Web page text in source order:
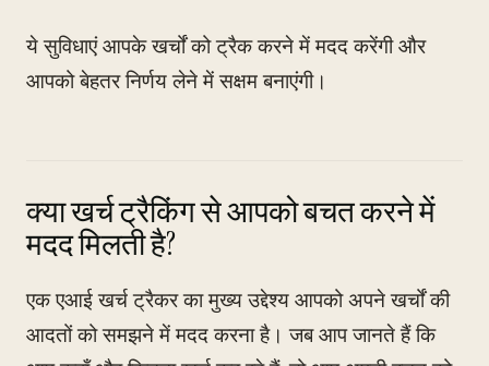
ये सुविधाएं आपके खर्चों को ट्रैक करने में मदद करेंगी और
आपको बेहतर निर्णय लेने में सक्षम बनाएंगी।
क्या खर्च ट्रैकिंग से आपको बचत करने में
मदद मिलती है?
एक एआई खर्च ट्रैकर का मुख्य उद्देश्य आपको अपने खर्चों की
आदतों को समझने में मदद करना है। जब आप जानते हैं कि